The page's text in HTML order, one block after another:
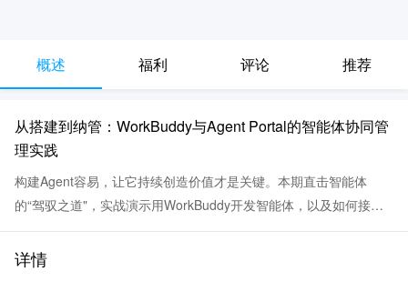
概述 福利 评论 推荐
从搭建到纳管：WorkBuddy与Agent Portal的智能体协同管
理实践
构建Agent容易，让它持续创造价值才是关键。本期直击智能体
的“驾驭之道"，实战演示用WorkBuddy开发智能体，以及如何接入
Agent Portal实现统一纳管的完整链路，让每一条经验都沉淀为企业
资产，真正把AI能力转化为可持续运营的业务成果,
详情